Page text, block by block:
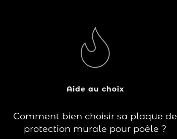
Aide au choix
Comment bien choisir sa plaque de
protection murale pour poêle ?
Lorsque vous installez un poêle à bois ou
à granulés dans votre maison, il est
essentiel de protéger les murs
environnants de la chaleur intense que
protection murale joue un rôle crucial, en
plus d’ajouter une…
Lire la suite